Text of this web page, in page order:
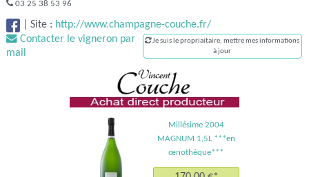
03 25 38 53 96
|Site : http://www.champagne-couche.fr/
Contacter le vigneron par
mail
Je suis le propriaitaire, mettre mes informations
à jour
Millésime 2004
MAGNUM 1,5L ***en
œnothèque***